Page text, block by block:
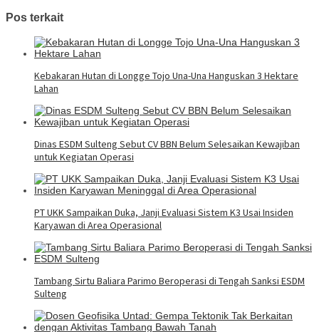
Pos terkait
Kebakaran Hutan di Longge Tojo Una-Una Hanguskan 3 Hektare
Lahan
Dinas ESDM Sulteng Sebut CV BBN Belum Selesaikan Kewajiban
untuk Kegiatan Operasi
PT UKK Sampaikan Duka, Janji Evaluasi Sistem K3 Usai Insiden
Karyawan di Area Operasional
Tambang Sirtu Baliara Parimo Beroperasi di Tengah Sanksi ESDM
Sulteng